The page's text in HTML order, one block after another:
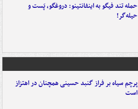
حمله تند فیگو به اینفانتینو: دروغگو، پَست‌ و
حیله‌گر!
پرچم سیاه بر فراز گنبد حسینی همچنان در اهتزاز
است